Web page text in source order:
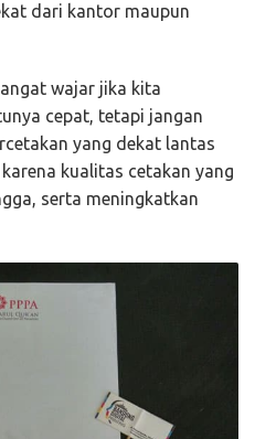
dari kantor maupun
wajar jika kita
cepat, tetapi jangan
yang dekat lantas
kualitas cetakan yang
serta meningkatkan